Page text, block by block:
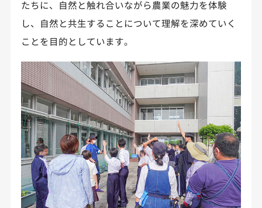
たちに、自然と触れ合いながら農業の魅力を体験
し、自然と共生することについて理解を深めていく
ことを目的としています。